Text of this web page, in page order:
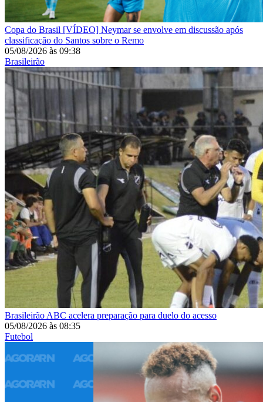
Copa do Brasil [VÍDEO] Neymar se envolve em discussão após
classificação do Santos sobre o Remo
05/08/2026 às 09:38
Brasileirão
Brasileirão ABC acelera preparação para duelo do acesso
05/08/2026 às 08:35
Futebol